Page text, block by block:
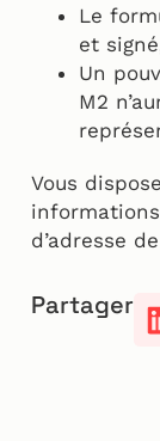
Le
et
Un
M2
Vous
d’adresse
Partager